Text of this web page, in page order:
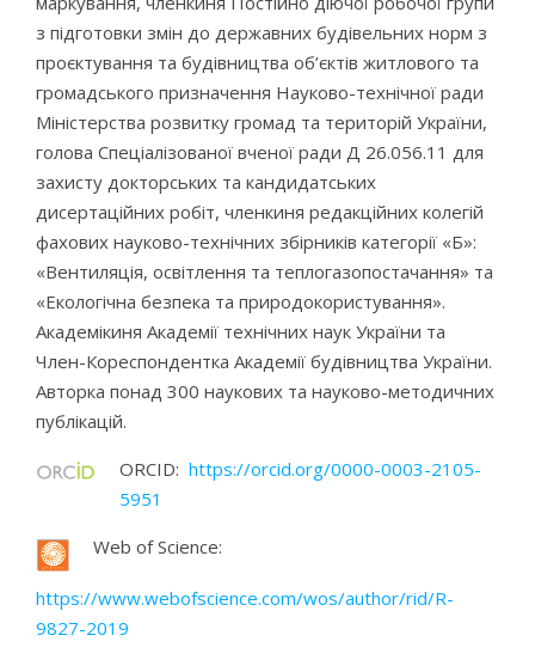
з підготовки змін до державних будівельних норм з
проєктування та будівництва об’єктів житлового та
громадського призначення Науково-технічної ради
Міністерства розвитку громад та територій України,
голова Спеціалізованої вченої ради Д 26.056.11 для
захисту докторських та кандидатських
дисертаційних робіт, членкиня редакційних колегій
фахових науково-технічних збірників категорії «Б»:
«Вентиляція, освітлення та теплогазопостачання» та
«Екологічна безпека та природокористування».
Академікиня Академії технічних наук України та
Член-Кореспондентка Академії будівництва України.
Авторка понад 300 наукових та науково-методичних
публікацій.
ORCID: https://orcid.org/0000-0003-2105-
5951
Web of Science:
https://www.webofscience.com/wos/author/rid/R-
9827-2019